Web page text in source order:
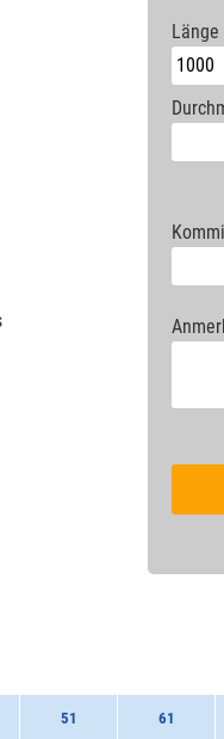
Länge
51 61